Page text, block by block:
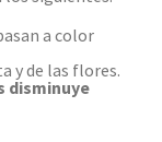
a color
y de las flores.
disminuye